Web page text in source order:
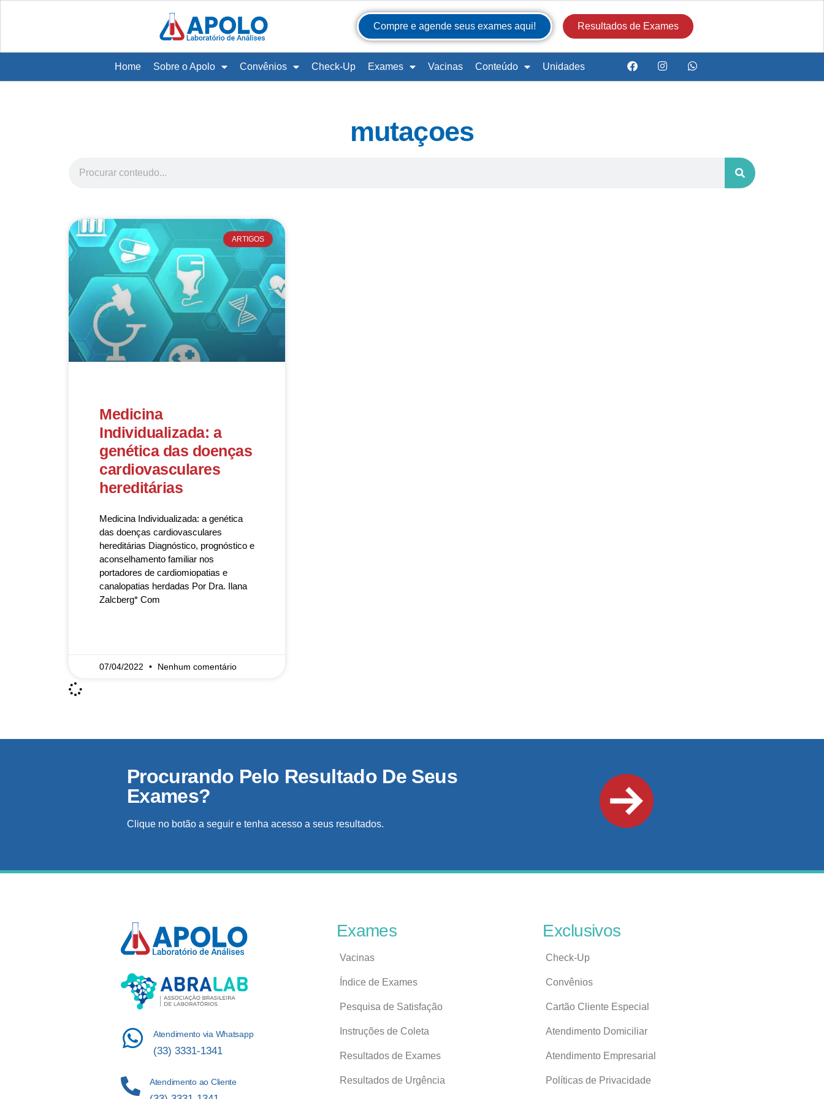
Compre e agende seus exames aqui! Resultados de Exames
Home Sobre o Apolo Convênios Check-Up Exames Vacinas Conteúdo Unidades
mutaçoes
ARTIGOS
Medicina
Individualizada: a
genética das doenças
cardiovasculares
hereditárias
Medicina Individualizada: a genética
das doenças cardiovasculares
hereditárias Diagnóstico, prognóstico e
aconselhamento familiar nos
portadores de cardiomiopatias e
canalopatias herdadas Por Dra. Ilana
Zalcberg* Com
07/04/2022 Nenhum comentário
Procurando Pelo Resultado De Seus
Exames?
Clique no botão a seguir e tenha acesso a seus resultados.
Atendimento via Whatsapp
(33) 3331-1341
Atendimento ao Cliente
Exames
Vacinas
Índice de Exames
Pesquisa de Satisfação
Instruções de Coleta
Resultados de Exames
Resultados de Urgência
Exclusivos
Check-Up
Convênios
Cartão Cliente Especial
Atendimento Domiciliar
Atendimento Empresarial
Políticas de Privacidade